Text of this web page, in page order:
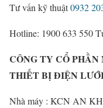
Tư vấn kỹ thuật0932
Hotline: 1900 633 550
CÔNG TY CỔ
THIẾT BỊ ĐIỆN
Nhà máy : KCN AN